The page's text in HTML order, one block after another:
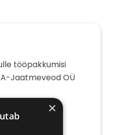
tööpakkumisi
Jaatmeveod OÜ
×